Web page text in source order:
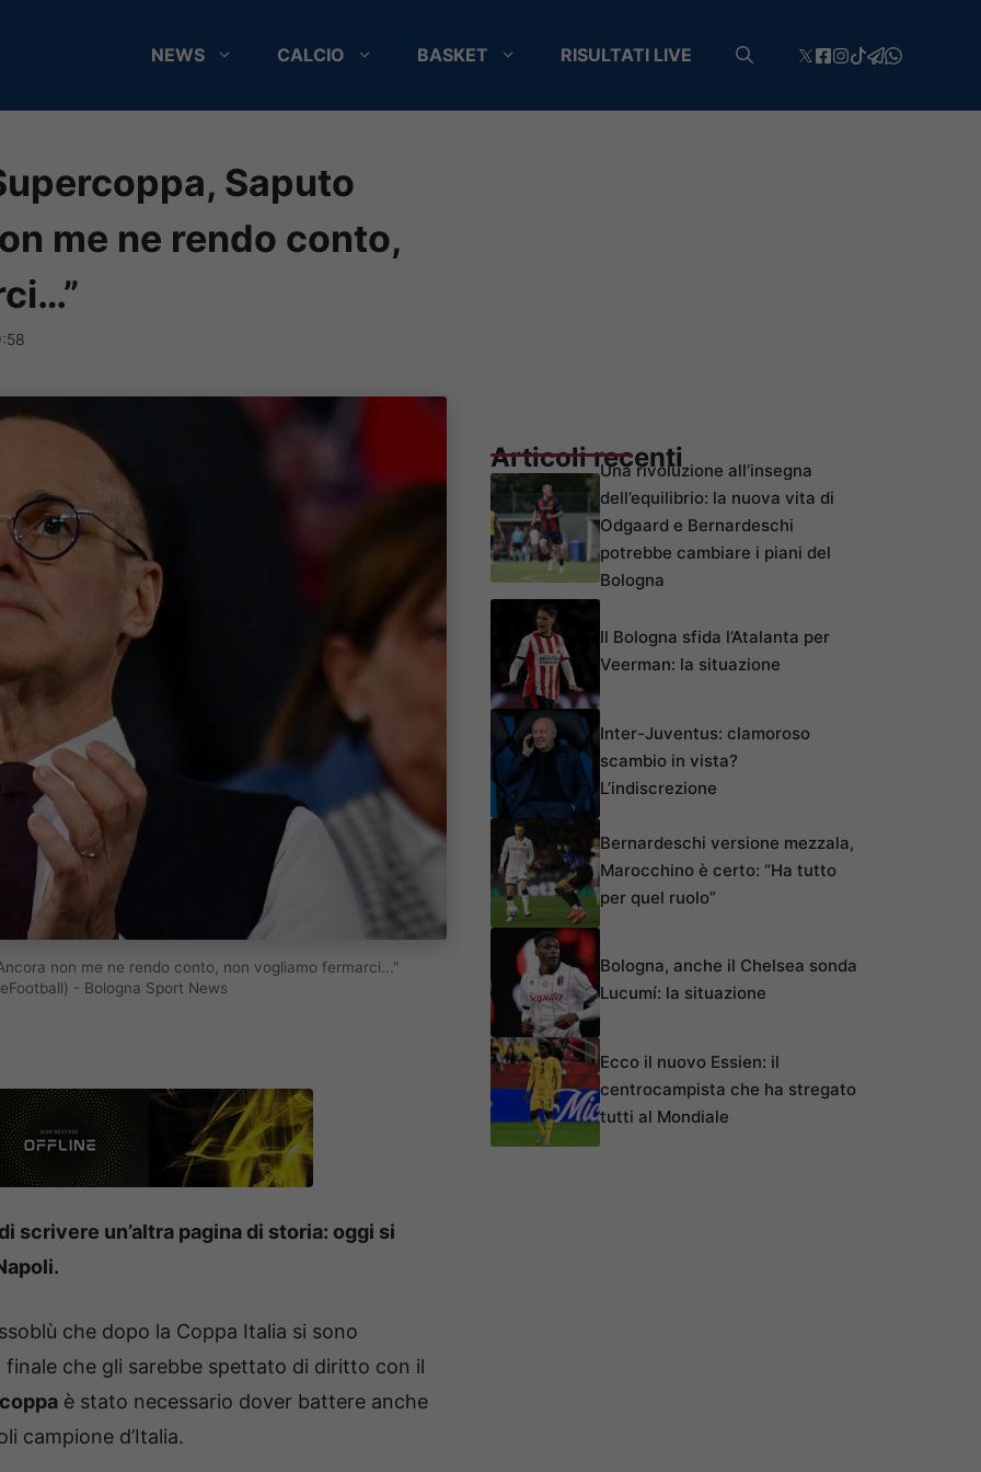
NEWS CALCIO BASKET RISULTATI LIVE
Saputo
me ne rendo conto,
non me ne rendo conto, non vogliamo fermarci..."
- Bologna Sport News
scrivere un’altra pagina di storia: oggi si
che dopo la Coppa Italia si sono
finale che gli sarebbe spettato di diritto con il
è stato necessario dover battere anche
campione d’Italia.
Articoli recentiUna rivoluzione all’insegna
dell’equilibrio: la nuova vita di
Odgaard e Bernardeschi
potrebbe cambiare i piani del
Bologna
Il Bologna sfida l’Atalanta per
Veerman: la situazione
Inter-Juventus: clamoroso
scambio in vista?
L’indiscrezione
Bernardeschi versione mezzala,
Marocchino è certo: “Ha tutto
per quel ruolo”
Bologna, anche il Chelsea sonda
Lucumí: la situazione
Ecco il nuovo Essien: il
centrocampista che ha stregato
tutti al Mondiale